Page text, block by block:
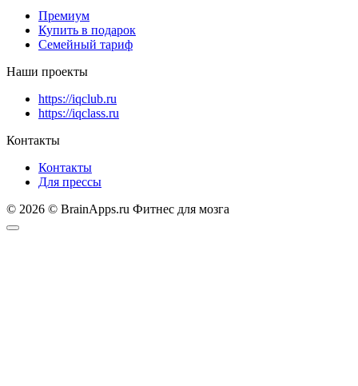
Премиум
Купить в подарок
Семейный тариф
Наши проекты
https://iqclub.ru
https://iqclass.ru
Контакты
Контакты
Для прессы
© 2026 © BrainApps.ru Фитнес для мозга